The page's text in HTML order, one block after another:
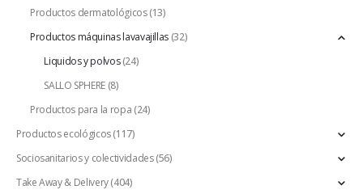
Productos dermatológicos (13)
Productos máquinas lavavajillas (32)
Liquidos y polvos (24)
SALLO SPHERE (8)
Productos para la ropa (24)
Productos ecológicos(117)
Sociosanitarios y colectividades (56)
Take Away & Delivery(404)